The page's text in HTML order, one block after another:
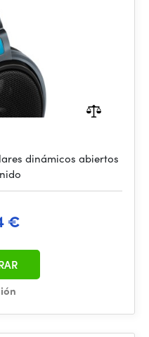
dinámicos abiertos
€